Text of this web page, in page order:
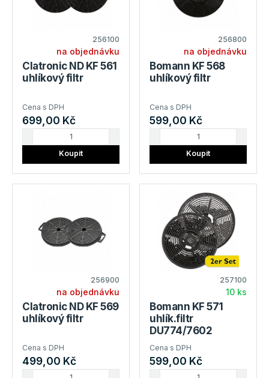
256100
na objednávku
Clatronic ND KF 561
uhlíkový filtr
Cena s DPH
699,00 Kč
Koupit
256800
na objednávku
Bomann KF 568
uhlíkový filtr
Cena s DPH
599,00 Kč
Koupit
256900
na objednávku
Clatronic ND KF 569
uhlíkový filtr
Cena s DPH
499,00 Kč
257100
10 ks
Bomann KF 571
uhlík.filtr
DU774/7602
Cena s DPH
599,00 Kč